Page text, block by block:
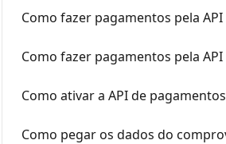
Como fazer pagamentos pela
Como fazer pagamentos pela
Como ativar a API de
Como pegar os dados do